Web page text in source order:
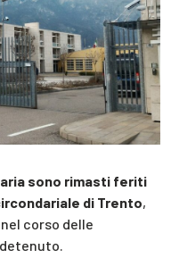
sono rimasti feriti
di Trento,
corso delle